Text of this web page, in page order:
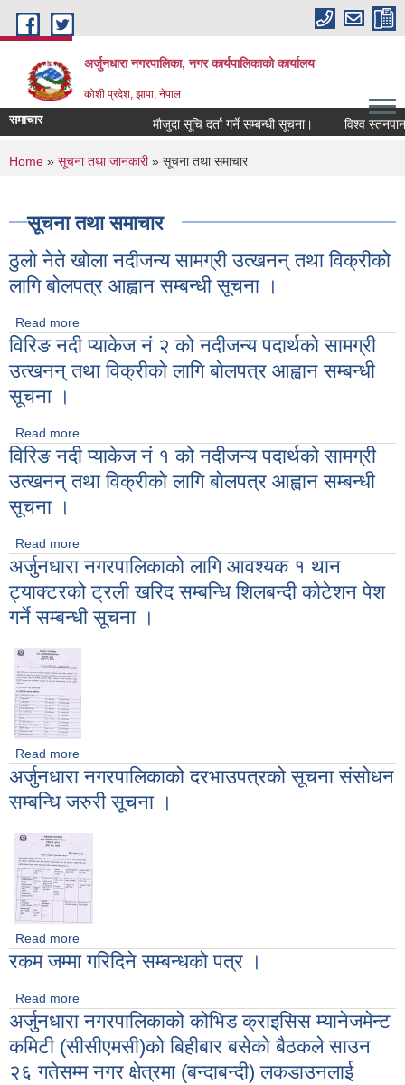
Skip to main content
अर्जुनधारा नगरपालिका, नगर कार्यपालिकाको कार्यालय
कोशी प्रदेश, झापा, नेपाल
समाचार मौजुदा सूचि दर्ता गर्ने सम्बन्धी सूचना। विश्व स्तनपान
You are here
Home » सूचना तथा जानकारी» सूचना तथा समाचार
सूचना तथा समाचार
ठुलो नेते खोला नदीजन्य सामग्री उत्खनन् तथा विक्रीको
लागि बाेलपत्र आह्वान सम्बन्धी सूचना ।
Read more
बाेलपत्र आह्वान सम्बन्धी सूचना ।
विरिङ नदी प्याकेज नं २ को नदीजन्य पदार्थको सामग्री
उत्खनन् तथा विक्रीको लागि बाेलपत्र आह्वान सम्बन्धी
सूचना ।
Read more
तथा विक्रीको लागि बाेलपत्र आह्वान सम्बन्धी सूचना ।
विरिङ नदी प्याकेज नं १ को नदीजन्य पदार्थको सामग्री
उत्खनन् तथा विक्रीको लागि बाेलपत्र आह्वान सम्बन्धी
सूचना ।
Read more
तथा विक्रीको लागि बाेलपत्र आह्वान सम्बन्धी सूचना ।
अर्जुनधारा नगरपालिकाको लागि आवश्यक १ थान
ट्याक्टरको ट्रली खरिद सम्बन्धि शिलबन्दी कोटेशन पेश
गर्ने सम्बन्धी सूचना ।
Read more
खरिद सम्बन्धि शिलबन्दी कोटेशन पेश गर्ने सम्बन्धी सूचना ।
अर्जुनधारा नगरपालिकाको दरभाउपत्रको सूचना संसाेधन
सम्बन्धि जरुरी सूचना ।
Read more
जरुरी सूचना ।
रकम जम्मा गरिदिने सम्बन्धको पत्र ।
Read more
अर्जुनधारा नगरपालिकाको कोभिड क्राइसिस म्यानेजमेन्ट
कमिटी (सीसीएमसी)को बिहीबार बसेको बैठकले साउन
२६ गतेसम्म नगर क्षेत्रमा (बन्दाबन्दी) लकडाउनलाई